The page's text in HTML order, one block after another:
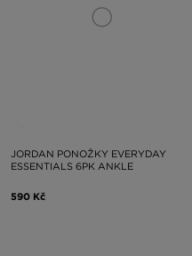
JORDAN PONOŽKY EVERYDAY
ESSENTIALS 6PK ANKLE
590 Kč